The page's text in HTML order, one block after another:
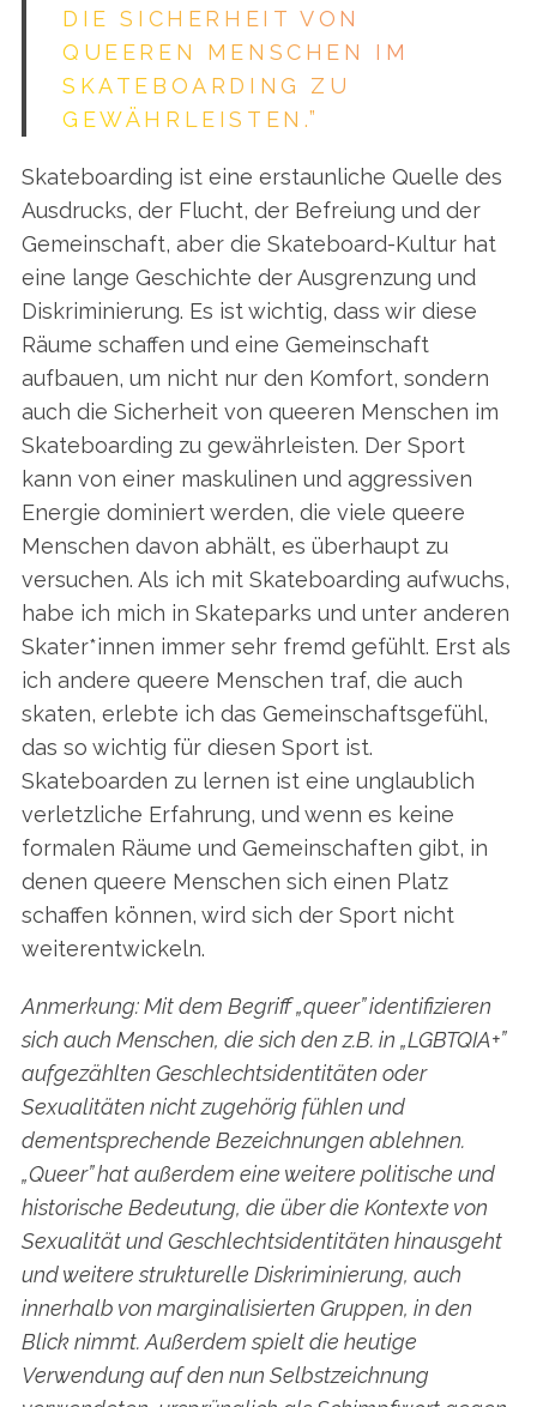
DIE SICHERHEIT VON
QUEEREN MENSCHEN IM
SKATEBOARDING ZU
GEWÄHRLEISTEN.”
Skateboarding ist eine erstaunliche Quelle des
Ausdrucks, der Flucht, der Befreiung und der
Gemeinschaft, aber die Skateboard-Kultur hat
eine lange Geschichte der Ausgrenzung und
Diskriminierung. Es ist wichtig, dass wir diese
Räume schaffen und eine Gemeinschaft
aufbauen, um nicht nur den Komfort, sondern
auch die Sicherheit von queeren Menschen im
Skateboarding zu gewährleisten. Der Sport
kann von einer maskulinen und aggressiven
Energie dominiert werden, die viele queere
Menschen davon abhält, es überhaupt zu
versuchen. Als ich mit Skateboarding aufwuchs,
habe ich mich in Skateparks und unter anderen
Skater*innen immer sehr fremd gefühlt. Erst als
ich andere queere Menschen traf, die auch
skaten, erlebte ich das Gemeinschaftsgefühl,
das so wichtig für diesen Sport ist.
Skateboarden zu lernen ist eine unglaublich
verletzliche Erfahrung, und wenn es keine
formalen Räume und Gemeinschaften gibt, in
denen queere Menschen sich einen Platz
schaffen können, wird sich der Sport nicht
weiterentwickeln.
Anmerkung: Mit dem Begriff „queer” identifizieren
sich auch Menschen, die sich den z.B. in „LGBTQIA+”
aufgezählten Geschlechtsidentitäten oder
Sexualitäten nicht zugehörig fühlen und
dementsprechende Bezeichnungen ablehnen.
„Queer” hat außerdem eine weitere politische und
historische Bedeutung, die über die Kontexte von
Sexualität und Geschlechtsidentitäten hinausgeht
und weitere strukturelle Diskriminierung, auch
innerhalb von marginalisierten Gruppen, in den
Blick nimmt. Außerdem spielt die heutige
Verwendung auf den nun Selbstzeichnung